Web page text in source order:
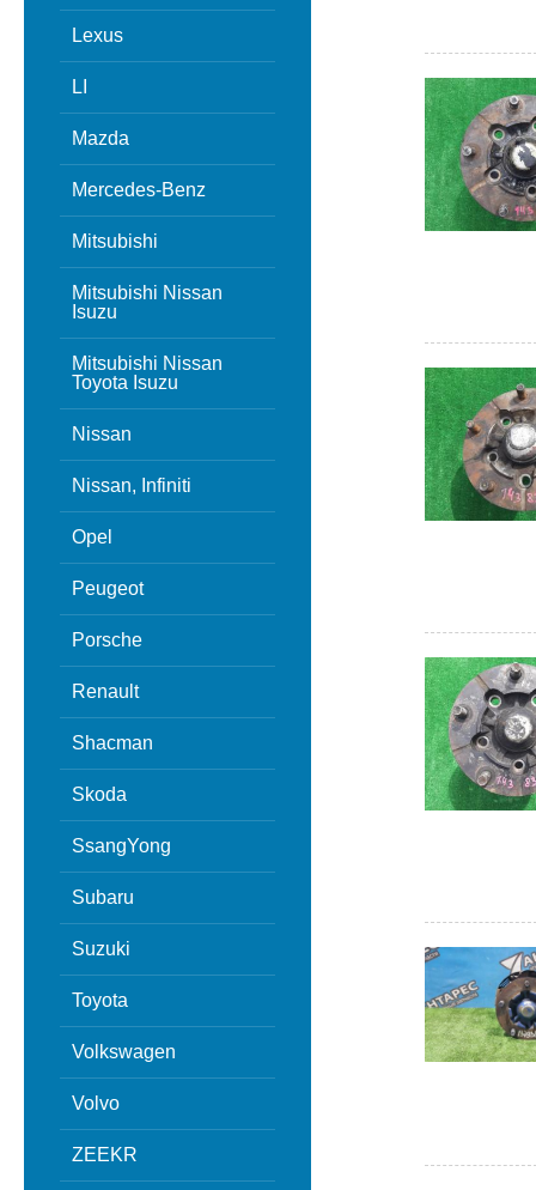
Lexus
LI
Mazda
Mercedes-Benz
Mitsubishi
Mitsubishi Nissan
Isuzu
Mitsubishi Nissan
Toyota Isuzu
Nissan
Nissan, Infiniti
Opel
Peugeot
Porsche
Renault
Shacman
Skoda
SsangYong
Subaru
Suzuki
Toyota
Volkswagen
Volvo
ZEEKR